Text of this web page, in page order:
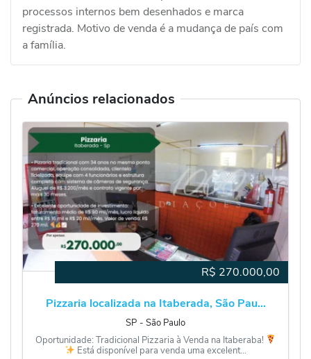
processos internos bem desenhados e marca
registrada. Motivo de venda é a mudança de país com
a família.
Anúncios relacionados
R$ 270.000,00
Pizzaria localizada na Itaberada, São Pau...
SP ‐ São Paulo
Oportunidade: Tradicional Pizzaria à Venda na Itaberaba!
Está disponível para venda uma excelent...